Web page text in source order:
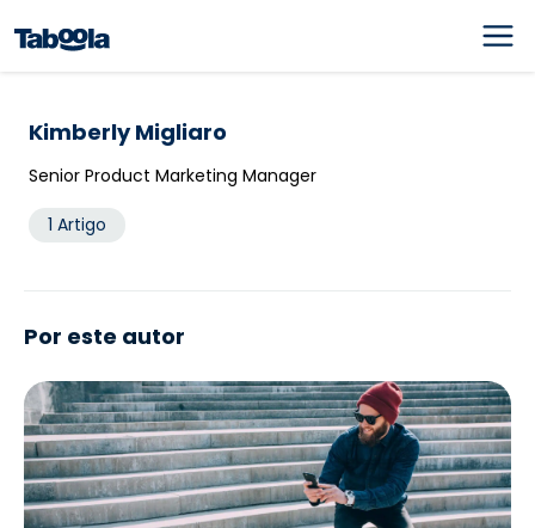
Kimberly Migliaro
Senior Product Marketing Manager
1 Artigo
Por este autor